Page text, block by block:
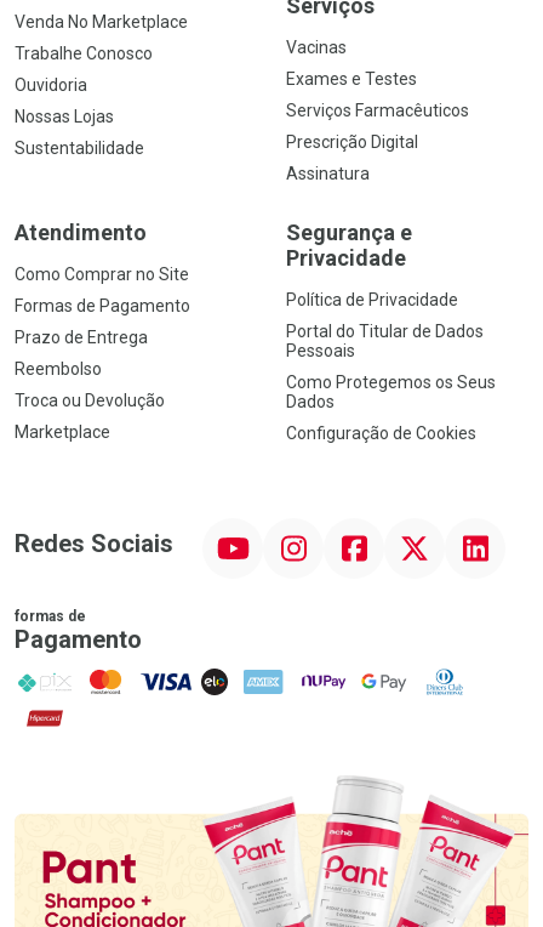
Venda No Marketplace
Trabalhe Conosco
Ouvidoria
Nossas Lojas
Sustentabilidade
Vacinas
Exames e Testes
Serviços Farmacêuticos
Prescrição Digital
Assinatura
Atendimento
Como Comprar no Site
Formas de Pagamento
Prazo de Entrega
Reembolso
Troca ou Devolução
Marketplace
Segurança e
Privacidade
Política de Privacidade
Portal do Titular de Dados
Pessoais
Como Protegemos os Seus
Dados
Configuração de Cookies
Redes Sociais InstagramFacebook Linkedin
formas de
Pagamento
PIX MasterCard
VISA ELO AMEX NuPay Google PayDiners Club
Hipercard